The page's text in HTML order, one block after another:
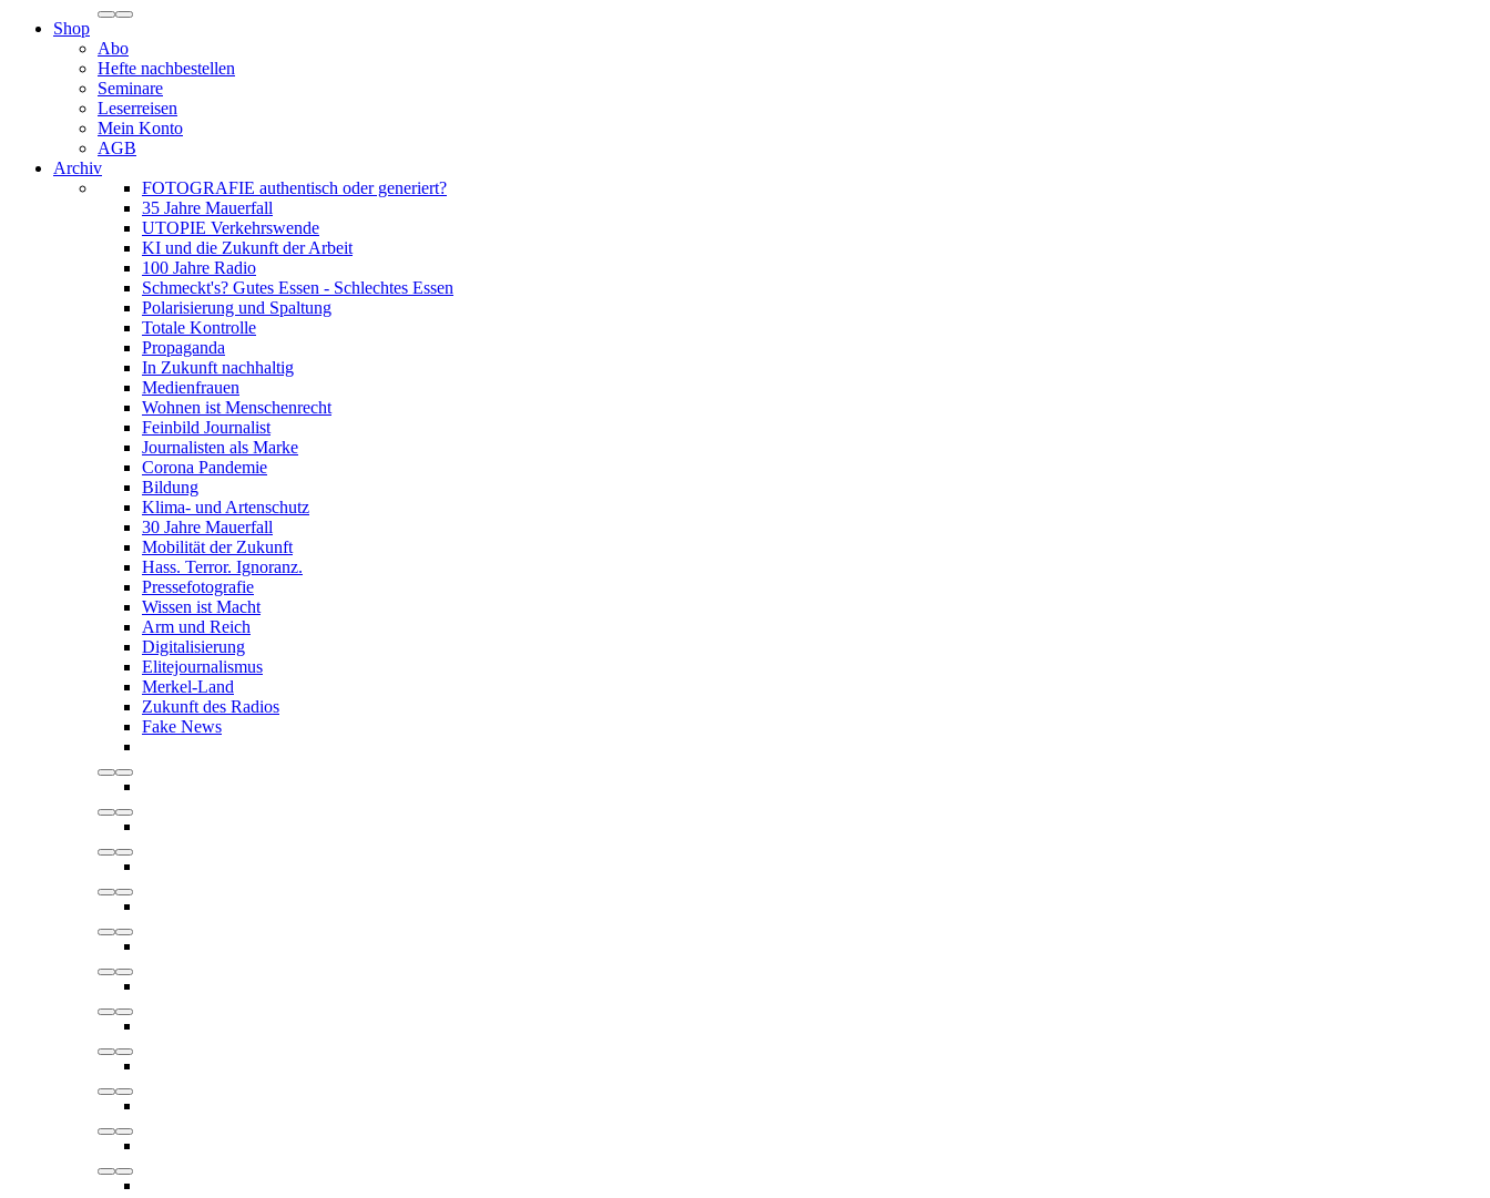
Shop
Abo
Hefte nachbestellen
Seminare
Leserreisen
Mein Konto
AGB
Archiv
FOTOGRAFIE authentisch oder generiert?
35 Jahre Mauerfall
UTOPIE Verkehrswende
KI und die Zukunft der Arbeit
100 Jahre Radio
Schmeckt's? Gutes Essen - Schlechtes Essen
Polarisierung und Spaltung
Totale Kontrolle
Propaganda
In Zukunft nachhaltig
Medienfrauen
Wohnen ist Menschenrecht
Feinbild Journalist
Journalisten als Marke
Corona Pandemie
Bildung
Klima- und Artenschutz
30 Jahre Mauerfall
Mobilität der Zukunft
Hass. Terror. Ignoranz.
Pressefotografie
Wissen ist Macht
Arm und Reich
Digitalisierung
Elitejournalismus
Merkel-Land
Zukunft des Radios
Fake News